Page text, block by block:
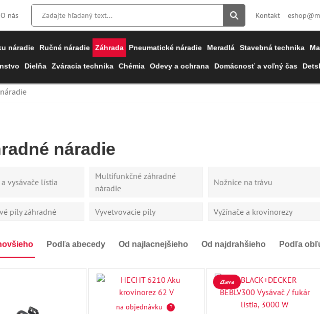
O nás Kontakt
náradie Ručné náradie Záhrada Pneumatické náradie Meradlá Stavebná technika
Dielňa Zváracia technika Chémia Odevy a ochrana Domácnosť a voľný čas
náradie
vysávače lístia
Multifunkčné záhradné
náradie
Nožnice na trávu
píly záhradné Vyvetvovacie píly Vyžínače a krovinorezy
Podľa abecedy Od najlacnejšieho Od najdrahšieho Podľa
na objednávku ?
Zľava